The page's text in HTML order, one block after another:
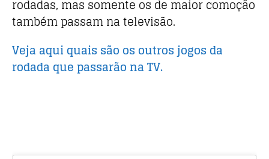
rodadas, mas somente os de maior comoção
também passam na televisão.
Veja aqui quais são os outros jogos da
rodada que passarão na TV.